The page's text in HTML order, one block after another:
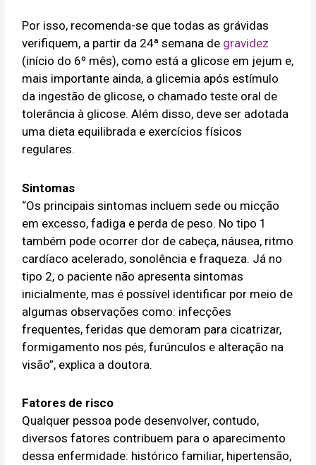
Por isso, recomenda-se que todas as grávidas
verifiquem, a partir da 24ª semana de gravidez
(início do 6º mês), como está a glicose em jejum e,
mais importante ainda, a glicemia após estímulo
da ingestão de glicose, o chamado teste oral de
tolerância à glicose. Além disso, deve ser adotada
uma dieta equilibrada e exercícios físicos
regulares.
Sintomas
“Os principais sintomas incluem sede ou micção
em excesso, fadiga e perda de peso. No tipo 1
também pode ocorrer dor de cabeça, náusea, ritmo
cardíaco acelerado, sonolência e fraqueza. Já no
tipo 2, o paciente não apresenta sintomas
inicialmente, mas é possível identificar por meio de
algumas observações como: infecções
frequentes, feridas que demoram para cicatrizar,
formigamento nos pés, furúnculos e alteração na
visão”, explica a doutora.
Fatores de risco
Qualquer pessoa pode desenvolver, contudo,
diversos fatores contribuem para o aparecimento
dessa enfermidade: histórico familiar, hipertensão,